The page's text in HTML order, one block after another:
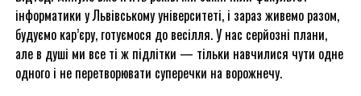
інформатики у Львівському університеті, і зараз живемо разом,
будуємо кар’єру, готуємося до весілля. У нас серйозні плани,
але в душі ми все ті ж підлітки — тільки навчилися чути одне
одного і не перетворювати суперечки на ворожнечу.